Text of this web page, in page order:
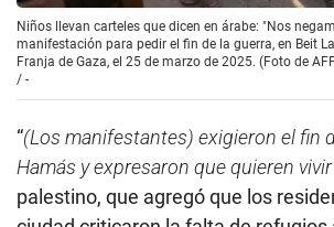
Niños llevan carteles que dicen en árabe: "Nos
manifestación para pedir el fin de la guerra, en Beit
Franja de Gaza, el 25 de marzo de 2025. (Foto de
/ -
“(Los manifestantes) exigieron el fin
Hamás y expresaron que quieren
palestino, que agregó que los